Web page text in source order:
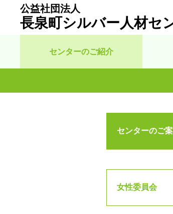
公益社団法人
長泉町シルバー人材セ
センターのご紹介
センターのご
女性委員会